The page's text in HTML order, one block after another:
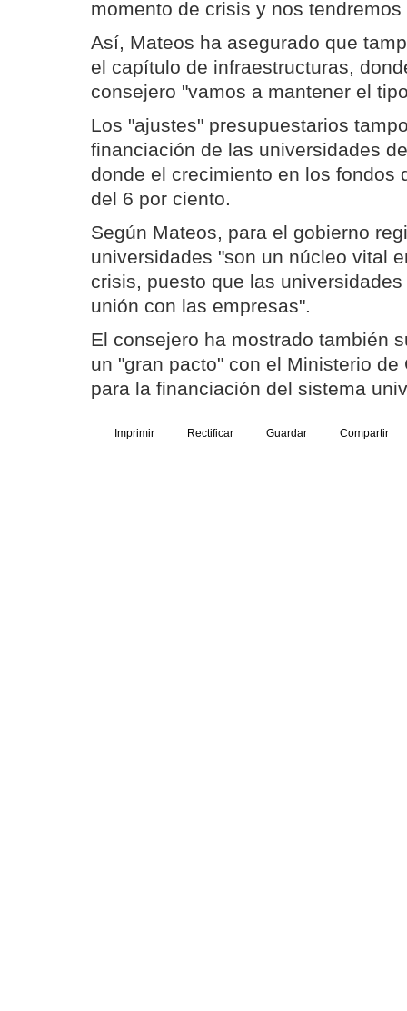
momento de crisis y nos
Así, Mateos ha asegurado que
el capítulo de infraestructuras,
consejero "vamos a mantener el
Los "ajustes" presupuestarios
financiación de las universidades
donde el crecimiento en los fondos
del 6 por ciento.
Según Mateos, para el gobierno
universidades "son un núcleo vital
crisis, puesto que las
unión con las empresas".
El consejero ha mostrado también
un "gran pacto" con el Ministerio
para la financiación del sistema
Imprimir Rectificar Guardar Compartir